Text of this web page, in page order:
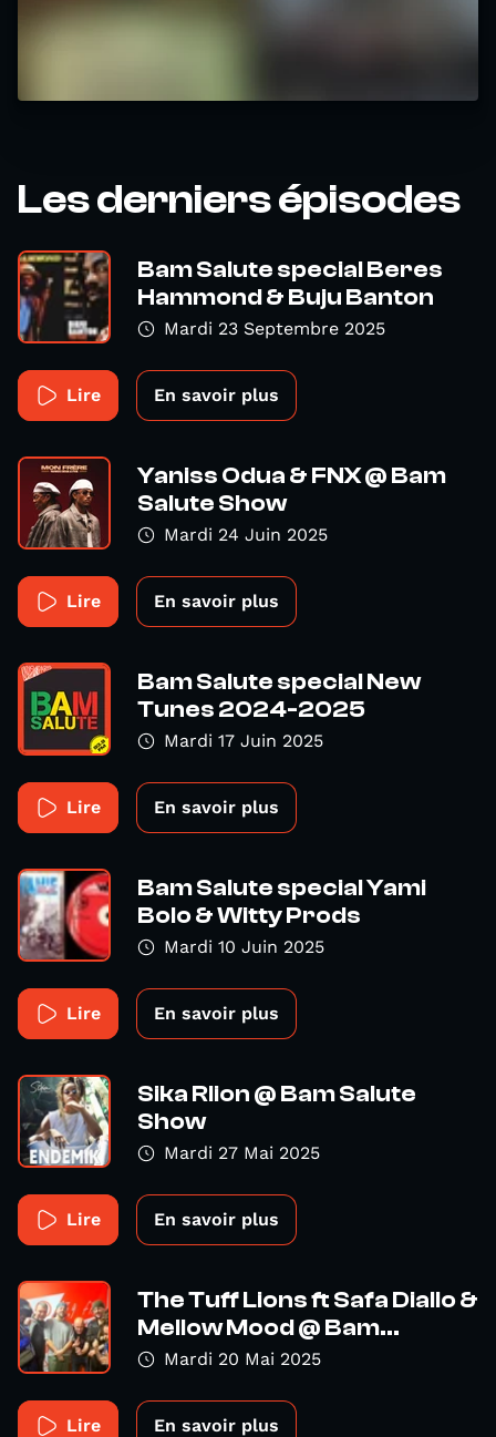
Les derniers épisodes
Bam Salute special Beres
Hammond & Buju Banton
Mardi 23 Septembre 2025
Lire En savoir plus
Yaniss Odua & FNX @ Bam
Salute Show
Mardi 24 Juin 2025
Lire En savoir plus
Bam Salute special New
Tunes 2024-2025
Mardi 17 Juin 2025
Lire En savoir plus
Bam Salute special Yami
Bolo & Witty Prods
Mardi 10 Juin 2025
Lire En savoir plus
Sika Rlion @ Bam Salute
Show
Mardi 27 Mai 2025
Lire En savoir plus
The Tuff Lions ft Safa Diallo &
Mellow Mood @ Bam...
Mardi 20 Mai 2025
Lire En savoir plus